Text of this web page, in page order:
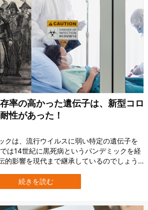
率の高かった遺伝子は、新型コロ
性があった！
クは、流行ウイルスに弱い特定の遺伝子を
は14世紀に黒死病というパンデミックを経
的影響を現代まで継承しているのでしょう
影響した遺伝子「ERAP2」を多く持つ人
感染症（COVID-19）の呼吸器疾患に対す
続きを読む